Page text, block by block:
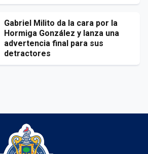
Gabriel Milito da la cara por la
Hormiga González y lanza una
advertencia final para sus
detractores